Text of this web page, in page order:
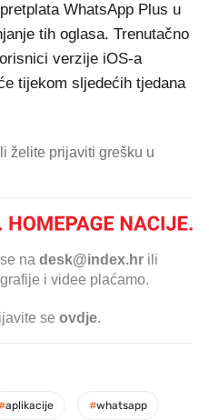
WhatsApp Plus u
tih oglasa. Trenutačno
verzije iOS-a
tijekom sljedećih tjedana
želite prijaviti grešku u
na desk@index.hr ili
i videe plaćamo.
se ovdje.
aplikacije #whatsapp